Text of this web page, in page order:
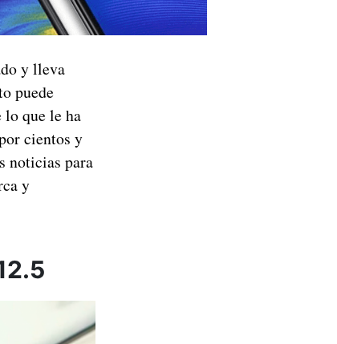
y lleva
puede
lo que le ha
cientos y
noticias para
y